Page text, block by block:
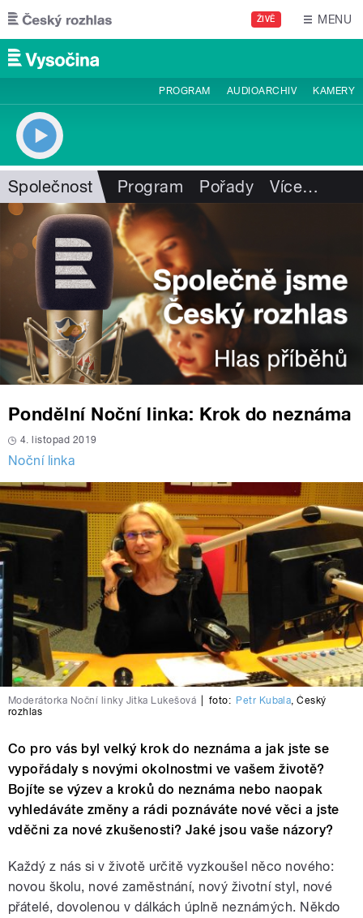
Přejít k hlavnímu obsahu
ŽIVĚ MENU
PROGRAM AUDIOARCHIV KAMERY
Společnost Program Pořady Více…
Pondělní Noční linka: Krok do neznáma
4. listopad 2019
Noční linka
Moderátorka Noční linky Jitka Lukešová foto: Petr Kubala,Český
rozhlas
Co pro vás byl velký krok do neznáma a jak jste se
vypořádaly s novými okolnostmi ve vašem životě?
Bojíte se výzev a kroků do neznáma nebo naopak
vyhledáváte změny a rádi poznáváte nové věci a jste
vděčni za nové zkušenosti? Jaké jsou vaše názory?
Každý z nás si v životě určitě vyzkoušel něco nového:
novou školu, nové zaměstnání, nový životní styl, nové
přátelé, dovolenou v dálkách úplně neznámých. Někdo